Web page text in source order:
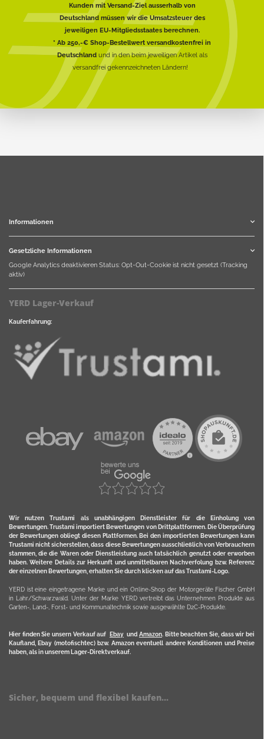
Kunden mit Versand-Ziel ausserhalb von
Deutschland müssen wir die Umsatzsteuer des
jeweiligen EU-Mitgliedsstaates berechnen.
* Ab 250,-€ Shop-Bestellwert versandkostenfrei in
Deutschlandund in den beim jeweiligen Artikel als
versandfrei gekennzeichneten Ländern!
Informationen
Gesetzliche Informationen
Google Analytics deaktivieren Status: Opt-Out-Cookie ist nicht gesetzt (Tracking
aktiv)
YERD Lager-Verkauf
Kauferfahrung:
Wir nutzen Trustami als unabhängigen Dienstleister für die Einholung von
Bewertungen. Trustami importiert Bewertungen von Drittplattformen. Die Überprüfung
der Bewertungen obliegt diesen Plattformen. Bei den importierten Bewertungen kann
Trustami nicht sicherstellen, dass diese Bewertungen ausschließlich von Verbrauchern
stammen, die die Waren oder Dienstleistung auch tatsächlich genutzt oder erworben
haben. Weitere Details zur Herkunft und unmittelbaren Nachverfolung bzw. Referenz
der einzelnen Bewertungen, erhalten Sie durch klicken auf das Trustami-Logo.
YERD ist eine eingetragene Marke und ein Online-Shop der Motorgeräte Fischer GmbH
in Lahr/Schwarzwald. Unter der Marke YERD vertreibt das Unternehmen Produkte aus
Garten-, Land-, Forst- und Kommunaltechnik sowie ausgewählte D2C-Produkte.
Hier finden Sie unsern Verkauf auf Ebayund Amazon. Bitte beachten Sie, dass wir bei
Kaufland, Ebay (motofischtec) bzw. Amazon eventuell andere Konditionen und Preise
haben, als in unserem Lager-Direktverkauf.
Sicher, bequem und flexibel kaufen...